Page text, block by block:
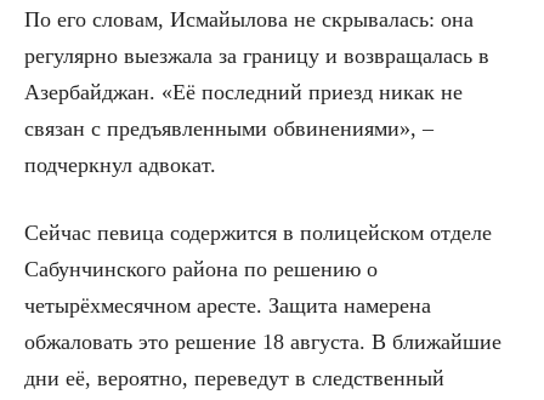
По его словам, Исмайылова не скрывалась: она
регулярно выезжала за границу и возвращалась в
Азербайджан. «Её последний приезд никак не
связан с предъявленными обвинениями», –
подчеркнул адвокат.
Сейчас певица содержится в полицейском отделе
Сабунчинского района по решению о
четырёхмесячном аресте. Защита намерена
обжаловать это решение 18 августа. В ближайшие
дни её, вероятно, переведут в следственный